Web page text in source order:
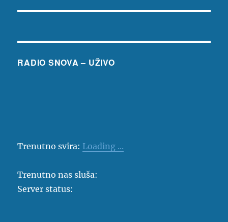
RADIO SNOVA – UŽIVO
Trenutno svira: Loading ...
Trenutno nas sluša:
Server status: